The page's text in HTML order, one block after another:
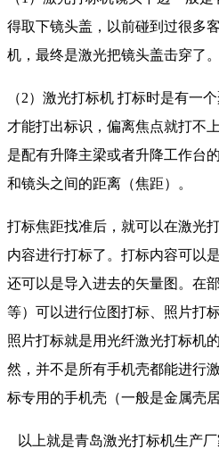
得取下镜头盖，以前碰到过很多
机，最终是激光把镜头盖击穿了。
（2）激光打标机 打标时是有一
才能打出标识，偏离焦点就打不
是配有升降主梁或者升降工作台
和镜头之间的距离（焦距）。
打标焦距找准后，就可以在激光
内容进行打标了。打标内容可以
还可以是导入进去的矢量图。在
等）可以进行位图打标、照片打
照片打标就是用光纤激光打标机
然，并不是所有手机壳都能进行
标专用的手机壳（一般是金属壳居
以上就是青岛激光打标机生产